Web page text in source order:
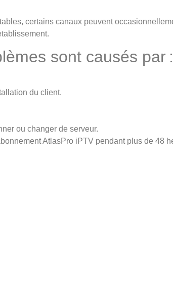
certains canaux peuvent
sont causés par :
du client.
ou changer de serveur.
AtlasPro iPTV pendant plus de 48